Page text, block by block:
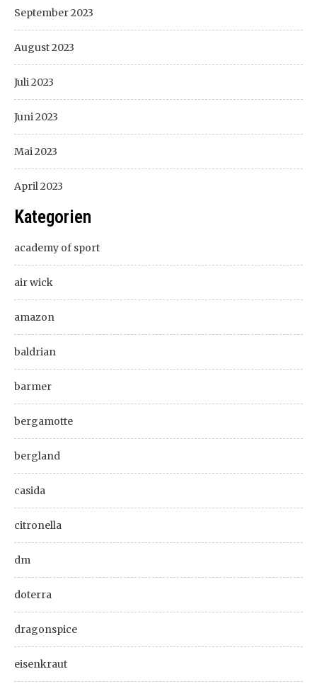
September 2023
August 2023
Juli 2023
Juni 2023
Mai 2023
April 2023
Kategorien
academy of sport
air wick
amazon
baldrian
barmer
bergamotte
bergland
casida
citronella
dm
doterra
dragonspice
eisenkraut